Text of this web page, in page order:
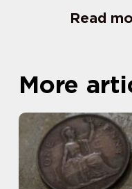
Read
More